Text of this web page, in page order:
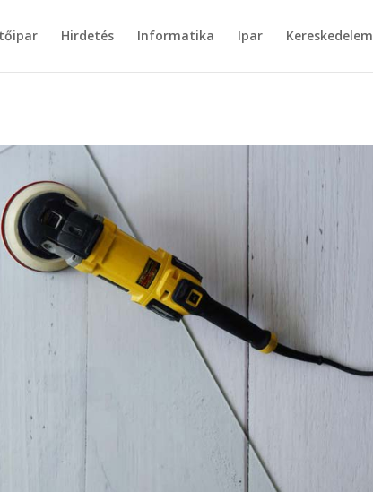
Hirdetés Informatika Ipar Kereskedelem